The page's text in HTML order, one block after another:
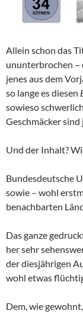
Allein schon das
ununterbrochen –
jenes aus dem
so lange es diesen
sowieso
Geschmäcker sind
Und der Inhalt?
Bundesdeutsche
sowie – wohl
benachbarten
Das ganze
her sehr
der diesjährigen
wohl etwas
Dem, wie